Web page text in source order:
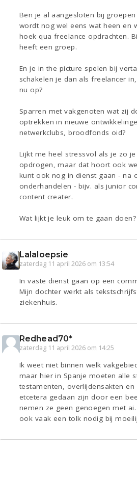
Ben je al aangesloten bij
wordt nog wel eens wat heen en
hoek qua freelance opdrachten.
heeft een groep.
En je in the picture spelen bij
schakelen je dan als freelancer
nu op?
Sparren met vakgenoten wat zij
optrekken in nieuwe
netwerkclubs, broodfonds oid?
Lijkt me heel stressvol als je zo
opdrogen, maar dat hoort ook
kunt ook nog in dienst gaan - na
onderhandelen - bijv. als junior
content creater.
Wat lijkt je leuk om te gaan doen?
Lalaloepsie
zaterdag 11 april 2026 om 13:54
In vaste dienst gaan op een
Mijn dochter werkt als
ziekenhuis.
Redhead70*
zaterdag 11 april 2026 om 14:25
Ik weet niet binnen welk
maar hier in Spanje moeten alle
testamenten, overlijdensakten
etcetera gedaan zijn door een
nemen ze geen genoegen met
ook vaak een tolk nodig bij